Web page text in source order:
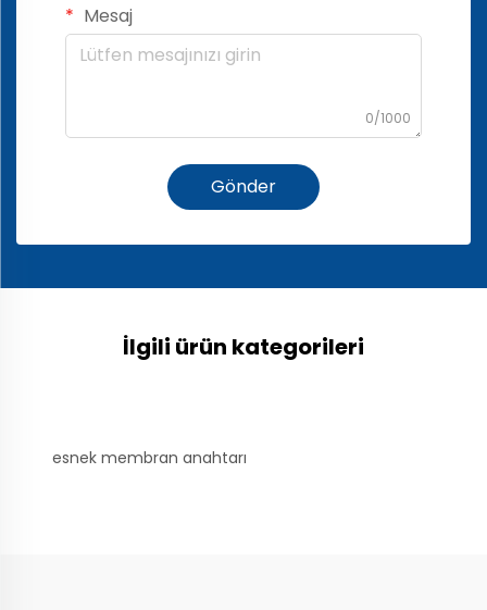
Mesaj
0/1000
Gönder
İlgili ürün kategorileri
esnek membran anahtarı